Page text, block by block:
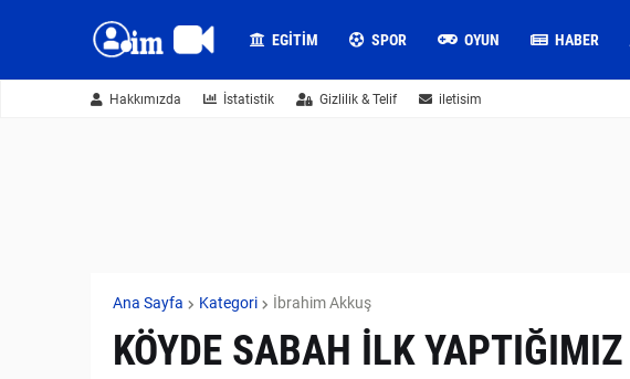
EGITIM SPOR OYUN HABER
Hakkımızda İstatistik Gizlilik & Telif iletisim
Ana Sayfa Kategori İbrahim Akkuş
KÖYDE SABAH İLK